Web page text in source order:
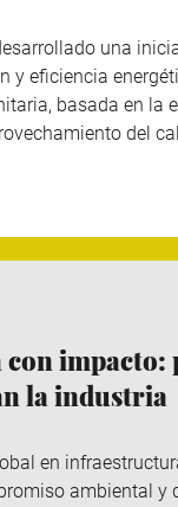
una
y eficiencia
basada en la
del
impacto:
la industria
en
ambiental y